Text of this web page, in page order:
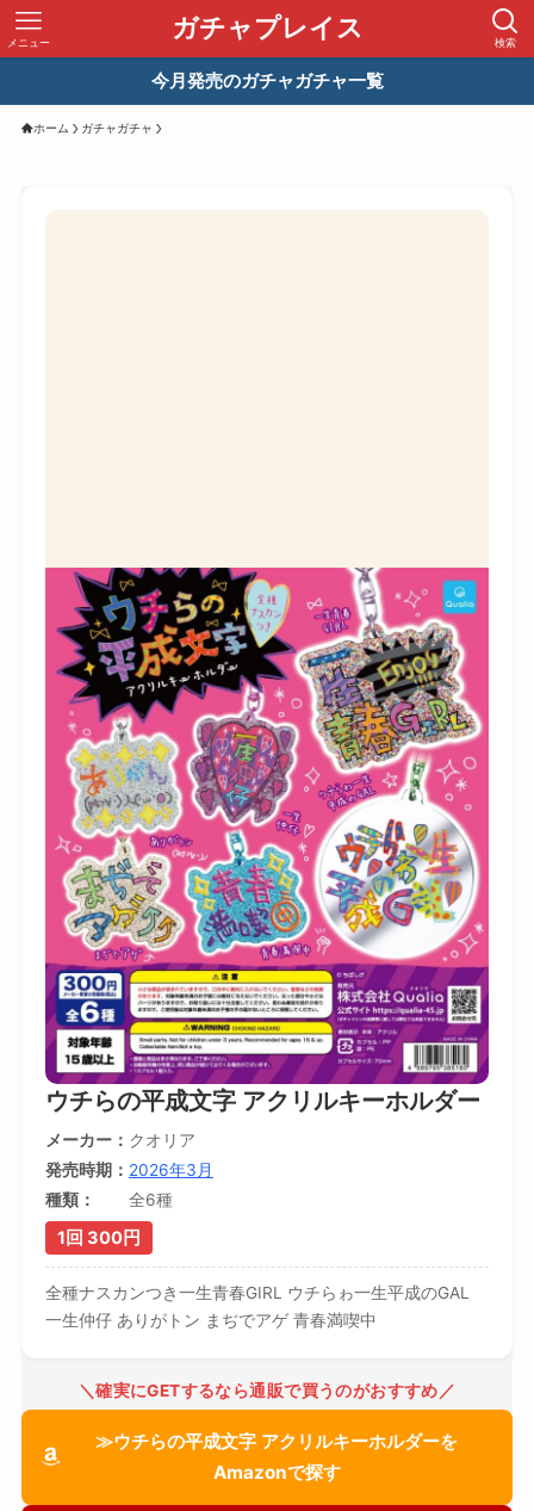
ガチャプレイス 検索
メニュー
今月発売のガチャガチャ一覧
ホーム ガチャガチャ
ウチらの平成文字 アクリルキーホルダー
メーカー
クオリア
発売時期
2026年3月
種類
全6種
1回 300円
全種ナスカンつき一生青春GIRL ウチらゎ一生平成のGAL
一生仲仔 ありがトン まぢでアゲ 青春満喫中
＼確実にGETするなら通販で買うのがおすすめ／
≫ウチらの平成文字 アクリルキーホルダーを
Amazonで探す